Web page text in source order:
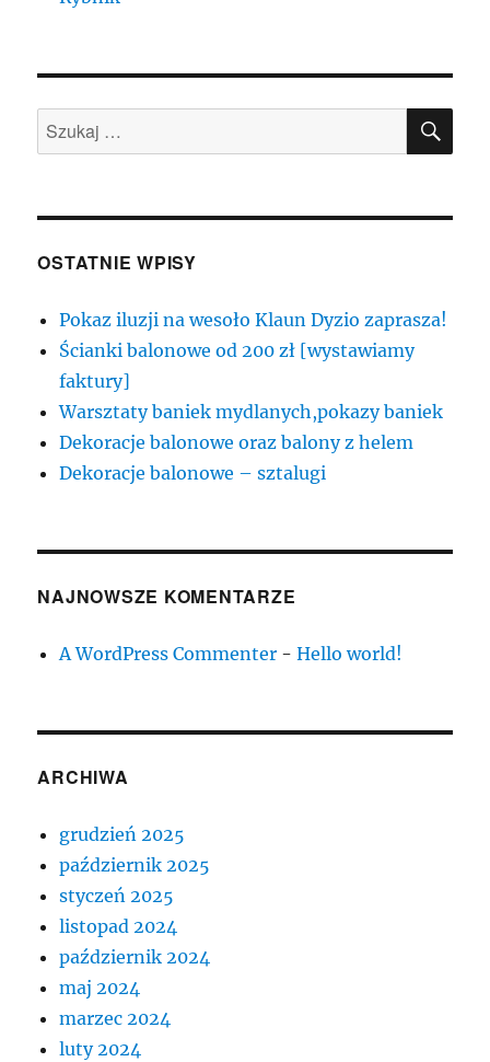
Szukaj:
OSTATNIE WPISY
Pokaz iluzji na wesoło Klaun Dyzio zaprasza!
Ścianki balonowe od 200 zł [wystawiamy
faktury]
Warsztaty baniek mydlanych,pokazy baniek
Dekoracje balonowe oraz balony z helem
Dekoracje balonowe – sztalugi
NAJNOWSZE KOMENTARZE
A WordPress Commenter -Hello world!
ARCHIWA
grudzień 2025
październik 2025
styczeń 2025
listopad 2024
październik 2024
maj 2024
marzec 2024
luty 2024